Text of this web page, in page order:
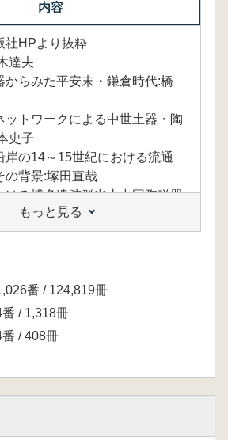
内容
社HPより抜粋
達夫
からみた平安末・鎌倉時代:橋
ットワークによる中世土器・陶
史子
岸の14～15世紀における流通
の背景:塚田直哉
ける博多遺跡群出土中国陶磁器
多に残されたものから国内流
克子
る古琉球―受容と位置づけをめ
子
窯系陶磁器の流通・消費:弦
易陶磁の様相 大都市「大坂」
中近世陶磁器の流通史 佐伯純
もっと見る
番 / 124,819冊
番 / 1,318冊
番 / 408冊